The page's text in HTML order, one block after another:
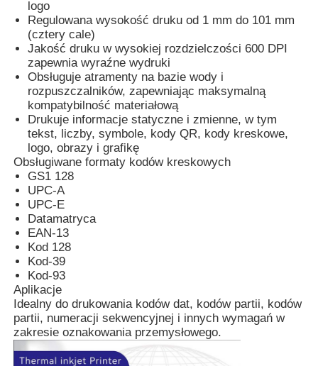
Maszyna do znakowania laserowego CO2
UV Maszyna oznaczania laserowego
drukarka atramentowa
Kartusze atramentowe przemysłowe
Maszyna przenośnikowa
Printer UV przemysłowy
Maszyna do ciągłego uszczelniania
logo
Regulowana wysokość druku od 1 mm do 101 mm
(cztery cale)
Jakość druku w wysokiej rozdzielczości 600 DPI
zapewnia wyraźne wydruki
Obsługuje atramenty na bazie wody i
rozpuszczalników, zapewniając maksymalną
kompatybilność materiałową
Drukuje informacje statyczne i zmienne, w tym
tekst, liczby, symbole, kody QR, kody kreskowe,
logo, obrazy i grafikę
Obsługiwane formaty kodów kreskowych
GS1 128
UPC-A
UPC-E
Datamatryca
EAN-13
Kod 128
Kod-39
Kod-93
Aplikacje
Idealny do drukowania kodów dat, kodów partii, kodów
partii, numeracji sekwencyjnej i innych wymagań w
zakresie oznakowania przemysłowego.